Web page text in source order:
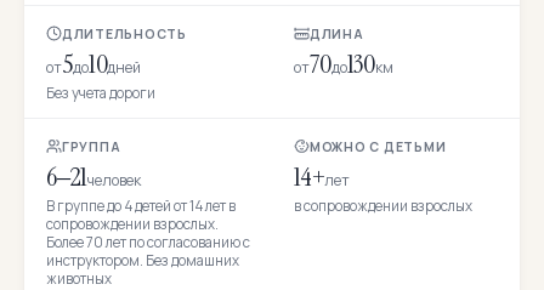
ДЛИТЕЛЬНОСТЬ
от5до10дней
Без учета дороги
ДЛИНА
от70до130км
ГРУППА
6–21человек
В группе до 4 детей от 14 лет в
сопровождении взрослых.
Более 70 лет по согласованию с
инструктором. Без домашних
животных
МОЖНО С ДЕТЬМИ
14+лет
в сопровождении взрослых